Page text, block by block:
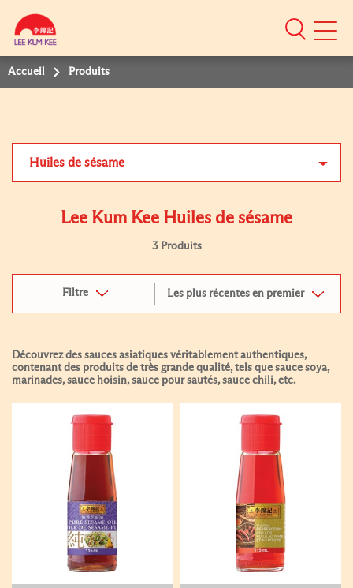
Mobile
Accueil Produits
Huiles de sésame
Lee Kum Kee Huiles de sésame
3 Produits
Filtre Les plus récentes en premier
Découvrez des sauces asiatiques véritablement authentiques,
contenant des produits de très grande qualité, tels que sauce soya,
marinades, sauce hoisin, sauce pour sautés, sauce chili, etc.